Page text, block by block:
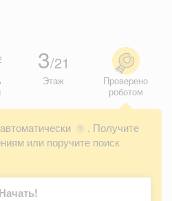
3/21
Этаж
Проверено
роботом
?
. Получите
или поручите поиск
Начать!